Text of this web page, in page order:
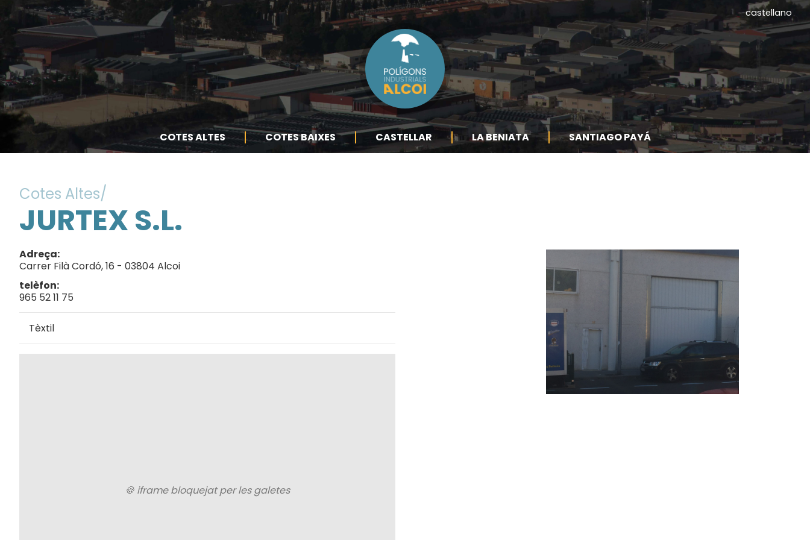
COTES ALTES COTES BAIXES CASTELLAR LA BENIATA SANTIAGO PAYÁ
castellano
Cotes Altes
JURTEX S.L.
Adreça
Carrer Filà Cordó, 16 - 03804 Alcoi
telèfon
965 52 11 75
Tèxtil